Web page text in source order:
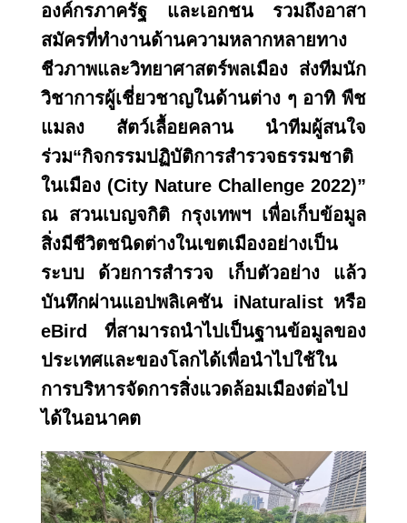
องค์กรภาครัฐ และเอกชน รวมถึงอาสา
สมัครที่ทำงานด้านความหลากหลายทาง
ชีวภาพและวิทยาศาสตร์พลเมือง ส่งทีมนัก
วิชาการผู้เชี่ยวชาญในด้านต่าง ๆ อาทิ พืช
แมลง สัตว์เลื้อยคลาน นำทีมผู้สนใจ
ร่วม“กิจกรรมปฏิบัติการสำรวจธรรมชาติ
ในเมือง (City Nature Challenge 2022)”
ณ สวนเบญจกิติ กรุงเทพฯ เพื่อเก็บข้อมูล
สิ่งมีชีวิตชนิดต่างในเขตเมืองอย่างเป็น
ระบบ ด้วยการสำรวจ เก็บตัวอย่าง แล้ว
บันทึกผ่านแอปพลิเคชัน iNaturalist หรือ
eBird ที่สามารถนำไปเป็นฐานข้อมูลของ
ประเทศและของโลกได้เพื่อนำไปใช้ใน
การบริหารจัดการสิ่งแวดล้อมเมืองต่อไป
ได้ในอนาคต